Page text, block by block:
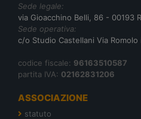
Sede legale:
via Gioacchino Belli, 86 - 00193
Sede operativa:
c/o Studio Castellani Via
codice fiscale: 96163510587
partita IVA: 02162831206
ASSOCIAZIONE
statuto